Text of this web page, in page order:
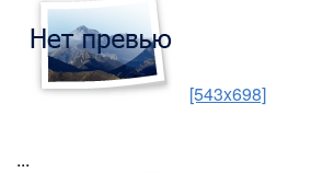
[543x698]
...